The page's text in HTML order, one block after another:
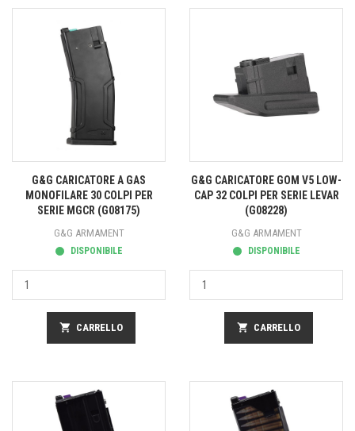
G&G CARICATORE A GAS
MONOFILARE 30 COLPI PER
SERIE MGCR (G08175)
G&G ARMAMENT
DISPONIBILE
shopping_cart CARRELLO
G&G CARICATORE GOM V5 LOW-
CAP 32 COLPI PER SERIE LEVAR
(G08228)
G&G ARMAMENT
DISPONIBILE
shopping_cart CARRELLO